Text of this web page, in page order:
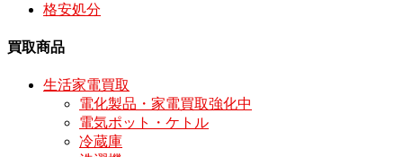
格安処分
買取商品
生活家電買取
電化製品・家電買取強化中
電気ポット・ケトル
冷蔵庫